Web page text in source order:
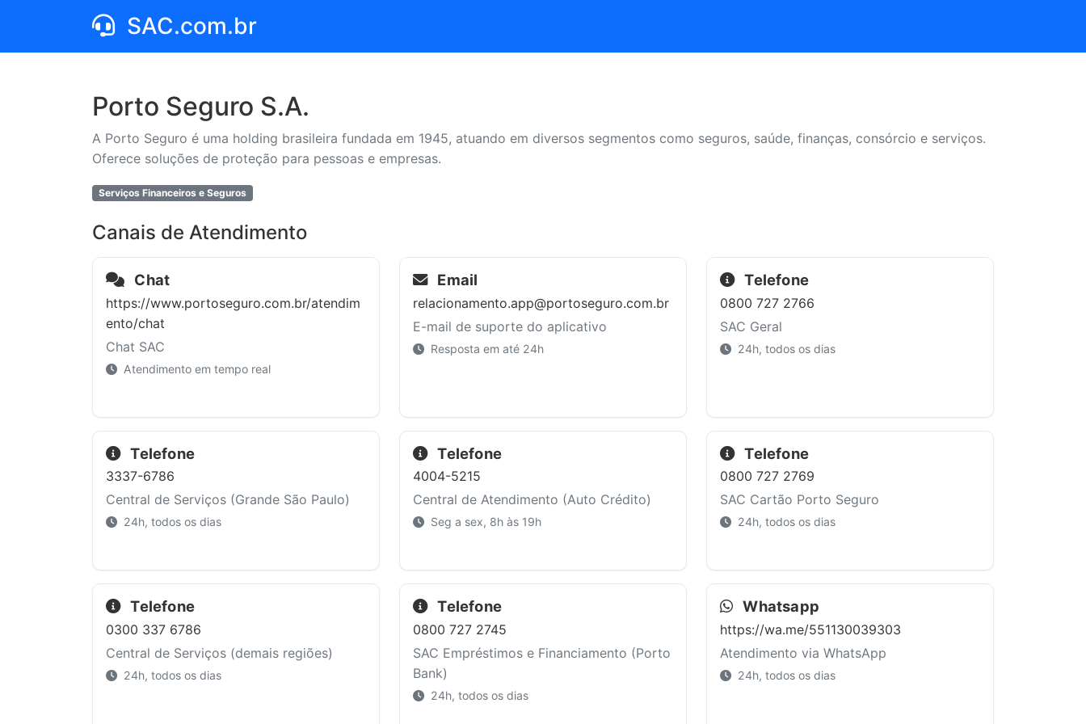
SAC.com.br
Porto Seguro S.A.
A Porto Seguro é uma holding brasileira fundada em 1945, atuando em diversos segmentos como seguros, saúde, finanças, consórcio e serviços.
Oferece soluções de proteção para pessoas e empresas.
Serviços Financeiros e Seguros
Canais de Atendimento
Chat
https://www.portoseguro.com.br/atendim
ento/chat
Chat SAC
Atendimento em tempo real
Email
relacionamento.app@portoseguro.com.br
E-mail de suporte do aplicativo
Resposta em até 24h
Telefone
0800 727 2766
SAC Geral
24h, todos os dias
Telefone
3337-6786
Central de Serviços (Grande São Paulo)
24h, todos os dias
Telefone
4004-5215
Central de Atendimento (Auto Crédito)
Seg a sex, 8h às 19h
Telefone
0800 727 2769
SAC Cartão Porto Seguro
24h, todos os dias
Telefone
0300 337 6786
Central de Serviços (demais regiões)
24h, todos os dias
Telefone
0800 727 2745
SAC Empréstimos e Financiamento (Porto
Bank)
24h, todos os dias
Whatsapp
https://wa.me/551130039303
Atendimento via WhatsApp
24h, todos os dias